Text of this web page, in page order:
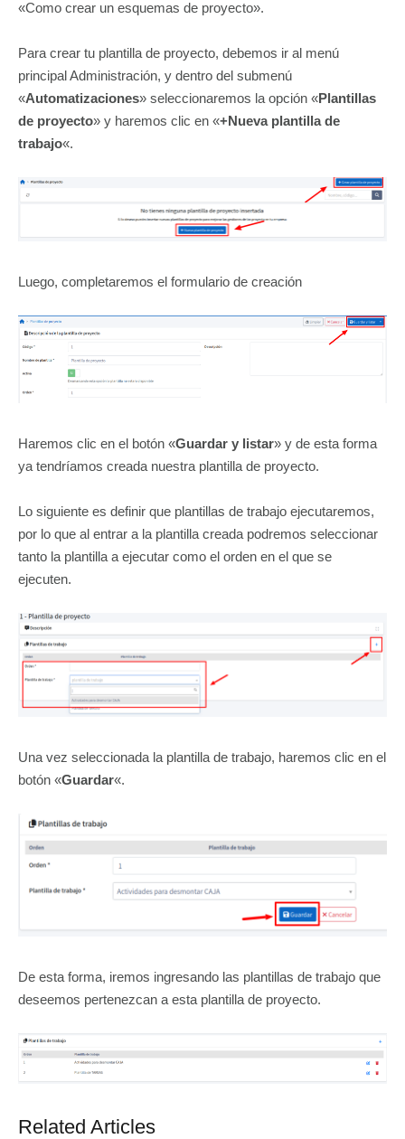
«Como crear un esquemas de proyecto».
Para crear tu plantilla de proyecto, debemos ir al menú
principal Administración, y dentro del submenú
«Automatizaciones» seleccionaremos la opción «Plantillas
de proyecto» y haremos clic en «+Nueva plantilla de
trabajo«.
Luego, completaremos el formulario de creación
Haremos clic en el botón «Guardar y listar» y de esta forma
ya tendríamos creada nuestra plantilla de proyecto.
Lo siguiente es definir que plantillas de trabajo ejecutaremos,
por lo que al entrar a la plantilla creada podremos seleccionar
tanto la plantilla a ejecutar como el orden en el que se
ejecuten.
Una vez seleccionada la plantilla de trabajo, haremos clic en el
botón «Guardar«.
De esta forma, iremos ingresando las plantillas de trabajo que
deseemos pertenezcan a esta plantilla de proyecto.
Related Articles